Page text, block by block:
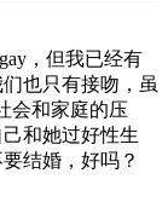
，但我已经有
也只有接吻，虽
会和家庭的压
和她过好性生
结婚，好吗？